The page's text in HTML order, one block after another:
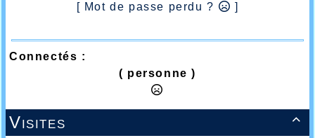
[ Mot de passe perdu ? ]
Connectés :
( personne )

Visites